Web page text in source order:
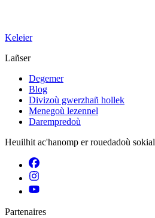
Keleier
Lañser
Degemer
Blog
Divizoù gwerzhañ hollek
Menegoù lezennel
Darempredoù
Heuilhit ac'hanomp er rouedadoù sokial
Partenaires